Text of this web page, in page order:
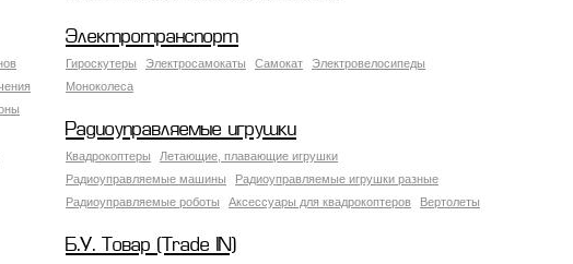
Электротранспорт
Гироскутеры Электросамокаты Самокат
Электровелосипеды
Моноколеса
Радиоуправляемые игрушки
Квадрокоптеры
Летающие, плавающие игрушки
Радиоуправляемые машины
Радиоуправляемые игрушки разные
Радиоуправляемые роботы
Аксессуары для квадрокоптеров Вертолеты
Б.У. Товар (Trade IN)